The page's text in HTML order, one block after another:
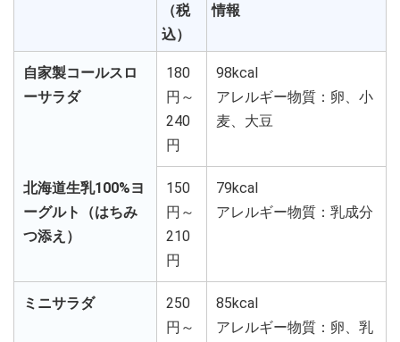
（税
込）
情報
自家製コールスロ
ーサラダ
180
円～
240
円
98kcal
アレルギー物質：卵、小
麦、大豆
北海道生乳100%ヨ
ーグルト（はちみ
つ添え）
150
円～
210
円
79kcal
アレルギー物質：乳成分
ミニサラダ
250
円～
85kcal
アレルギー物質：卵、乳